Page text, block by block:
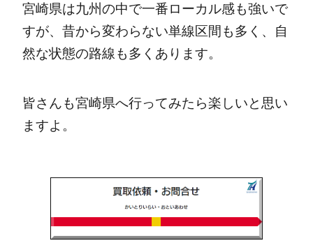
宮崎県は九州の中で一番ローカル感も強いで
すが、昔から変わらない単線区間も多く、自
然な状態の路線も多くあります。
皆さんも宮崎県へ行ってみたら楽しいと思い
ますよ。